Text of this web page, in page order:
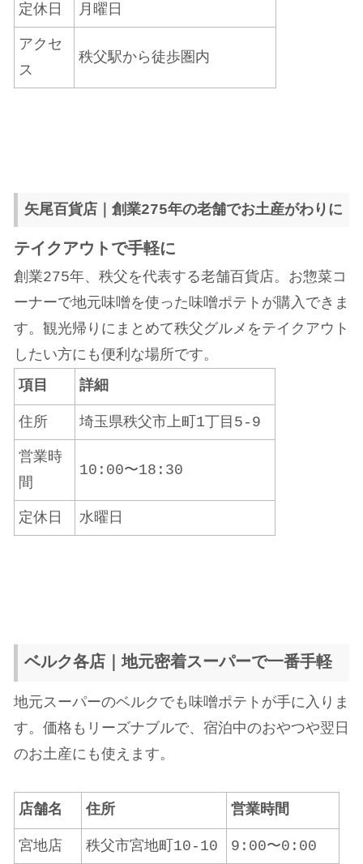
定休日 月曜日
アクセ
ス
秩父駅から徒歩圏内
矢尾百貨店｜創業275年の老舗でお土産がわりに
テイクアウトで手軽に
創業275年、秩父を代表する老舗百貨店。お惣菜コ
ーナーで地元味噌を使った味噌ポテトが購入できま
す。観光帰りにまとめて秩父グルメをテイクアウト
したい方にも便利な場所です。
項目
詳細
住所 埼玉県秩父市上町1丁目5-9
営業時
間
10:00〜18:30
定休日 水曜日
ベルク各店｜地元密着スーパーで一番手軽
地元スーパーのベルクでも味噌ポテトが手に入りま
す。価格もリーズナブルで、宿泊中のおやつや翌日
のお土産にも使えます。
店舗名 住所 営業時間
宮地店 秩父市宮地町10-10 9:00〜0:00